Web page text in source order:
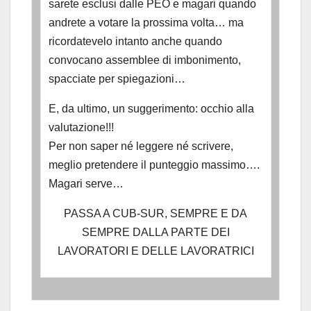
sarete esclusi dalle PEO e magari quando
andrete a votare la prossima volta… ma
ricordatevelo intanto anche quando
convocano assemblee di imbonimento,
spacciate per spiegazioni…
E, da ultimo, un suggerimento: occhio alla
valutazione!!!
Per non saper né leggere né scrivere,
meglio pretendere il punteggio massimo….
Magari serve…
PASSA A CUB-SUR, SEMPRE E DA
SEMPRE DALLA PARTE DEI
LAVORATORI E DELLE LAVORATRICI